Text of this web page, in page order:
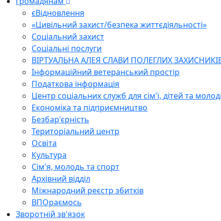
єВідновлення
«Цивільний захист/безпека життєдіяльності»
Соціальний захист
Соціальні послуги
ВІРТУАЛЬНА АЛЕЯ СЛАВИ ПОЛЕГЛИХ
Інформаційний ветеранський простір
Податкова інформація
Центр соціальних служб для сім'ї, дітей та
Економіка та підприємництво
Безбар'єрність
Територіальний центр
Освіта
Культура
Сім'я, молодь та спорт
Архівний відділ
Міжнародний реєстр збитків
ВПОраємось
Зворотній зв'язок